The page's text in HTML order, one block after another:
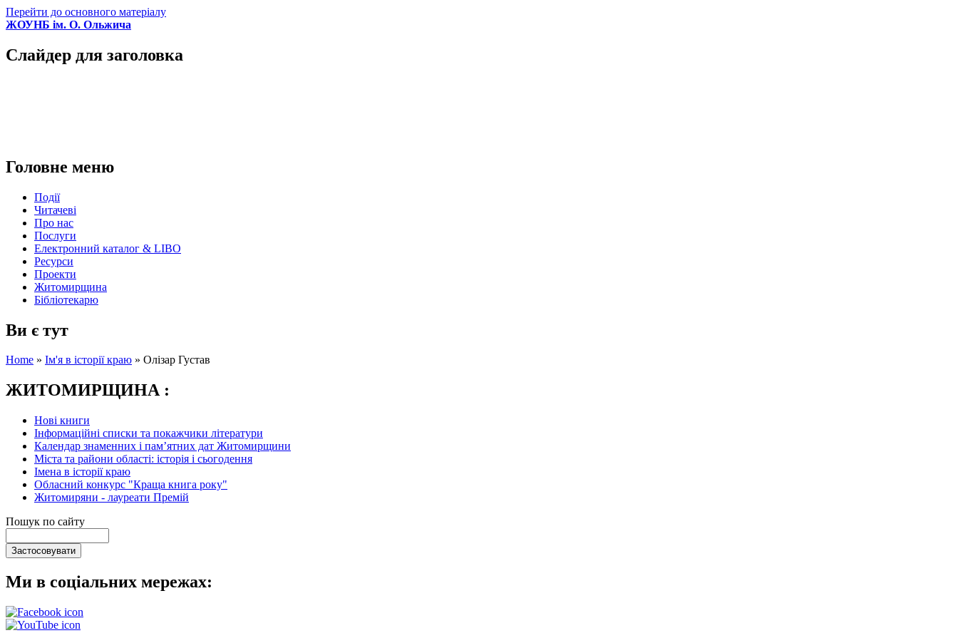
Перейти до основного матеріалу
ЖОУНБ ім. О. Ольжича
Слайдер для заголовка
Головне меню
Події
Читачеві
Про нас
Послуги
Електронний каталог & LIBO
Ресурси
Проекти
Житомирщина
Бібліотекарю
Ви є тут
Home » Ім'я в історії краю » Олізар Густав
ЖИТОМИРЩИНА :
Нові книги
Інформаційні списки та покажчики літератури
Календар знаменних і пам’ятних дат Житомирщини
Міста та райони області: історія і сьогодення
Імена в історії краю
Обласний конкурс "Краща книга року"
Житомиряни - лауреати Премій
Пошук по сайту
Ми в соціальних мережах: